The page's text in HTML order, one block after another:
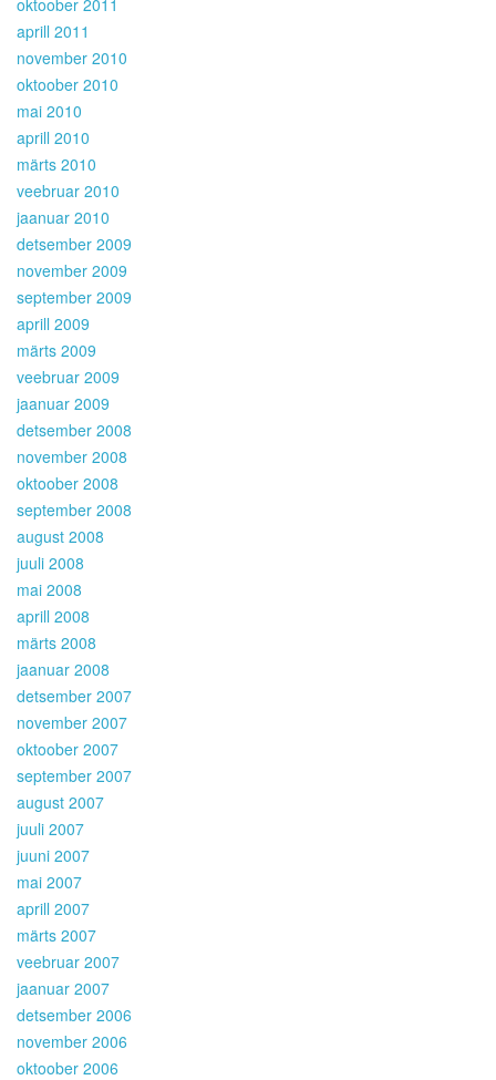
aprill 2011
november 2010
oktoober 2010
mai 2010
aprill 2010
märts 2010
veebruar 2010
jaanuar 2010
detsember 2009
november 2009
september 2009
aprill 2009
märts 2009
veebruar 2009
jaanuar 2009
detsember 2008
november 2008
oktoober 2008
september 2008
august 2008
juuli 2008
mai 2008
aprill 2008
märts 2008
jaanuar 2008
detsember 2007
november 2007
oktoober 2007
september 2007
august 2007
juuli 2007
juuni 2007
mai 2007
aprill 2007
märts 2007
veebruar 2007
jaanuar 2007
detsember 2006
november 2006
oktoober 2006